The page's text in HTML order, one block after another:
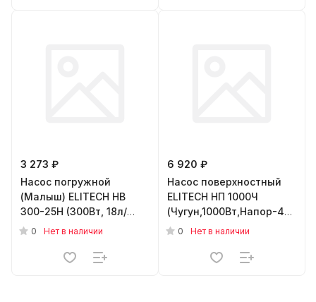
3 273 ₽
Насос погружной
(Малыш) ELITECH НВ
300-25Н (300Вт, 18л/
мин, нижний. забор,
0 Нет в наличии
6 920 ₽
Насос поверхностный
ELITECH НП 1000Ч
(Чугун,1000Вт,Напор-
3,5бар, 53л/м)
0 Нет в наличии